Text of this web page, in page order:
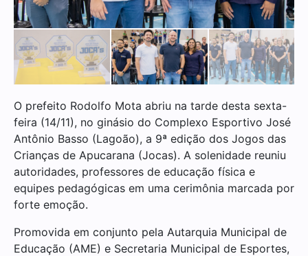
O prefeito Rodolfo Mota abriu na tarde desta sexta-
feira (14/11), no ginásio do Complexo Esportivo José
Antônio Basso (Lagoão), a 9ª edição dos Jogos das
Crianças de Apucarana (Jocas). A solenidade reuniu
autoridades, professores de educação física e
equipes pedagógicas em uma cerimônia marcada por
forte emoção.
Promovida em conjunto pela Autarquia Municipal de
Educação (AME) e Secretaria Municipal de Esportes,